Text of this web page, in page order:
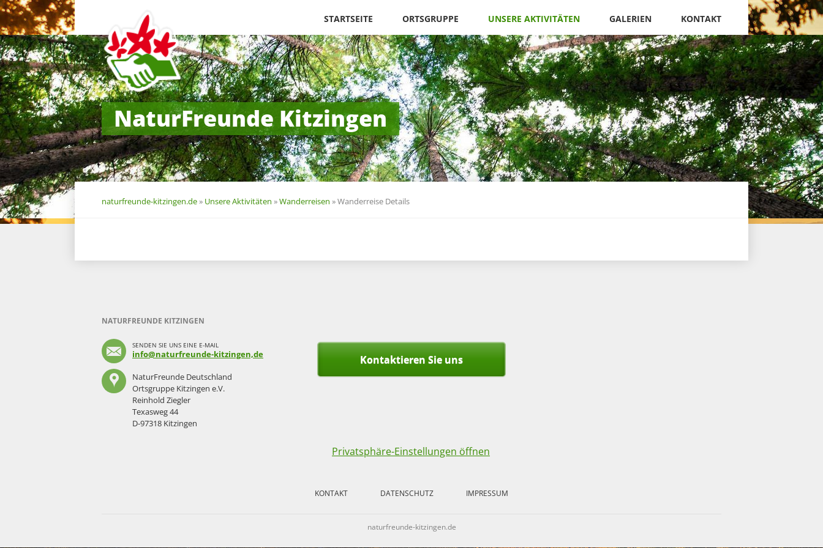
überspringen
STARTSEITE ORTSGRUPPE UNSERE AKTIVITÄTEN GALERIEN KONTAKT
Navigation
überspringen
NaturFreunde Kitzingen
naturfreunde-kitzingen.de» Unsere Aktivitäten »Wanderreisen »Wanderreise Details
NATURFREUNDE KITZINGEN
SENDEN SIE UNS EINE E-MAIL
info@naturfreunde-kitzingen,de
NaturFreunde Deutschland
Ortsgruppe Kitzingen e.V.
Reinhold Ziegler
Texasweg 44
D-97318 Kitzingen
Kontaktieren Sie uns
Privatsphäre-Einstellungen öffnen
KONTAKT DATENSCHUTZ IMPRESSUM
naturfreunde-kitzingen.de